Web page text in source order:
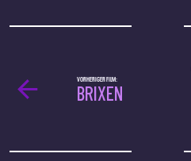
VORHERIGER FILM:
BRIXEN